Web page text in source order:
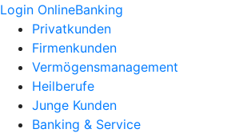
Login OnlineBanking
Privatkunden
Firmenkunden
Vermögensmanagement
Heilberufe
Junge Kunden
Banking & Service